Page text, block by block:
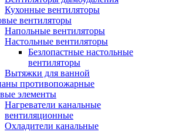
Кухонные вентиляторы
вентиляторы
Напольные вентиляторы
Настольные вентиляторы
Безлопастные настольные
вентиляторы
Вытяжки для ванной
противопожарные
элементы
Нагреватели канальные
вентиляционные
Охладители канальные